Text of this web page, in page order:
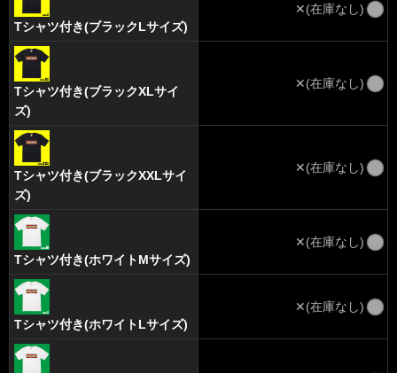
Tシャツ付き(ブラックLサイズ)
✕(在庫なし)
Tシャツ付き(ブラックXLサイ
ズ)
✕(在庫なし)
Tシャツ付き(ブラックXXLサイ
ズ)
✕(在庫なし)
Tシャツ付き(ホワイトMサイズ)
✕(在庫なし)
Tシャツ付き(ホワイトLサイズ)
✕(在庫なし)